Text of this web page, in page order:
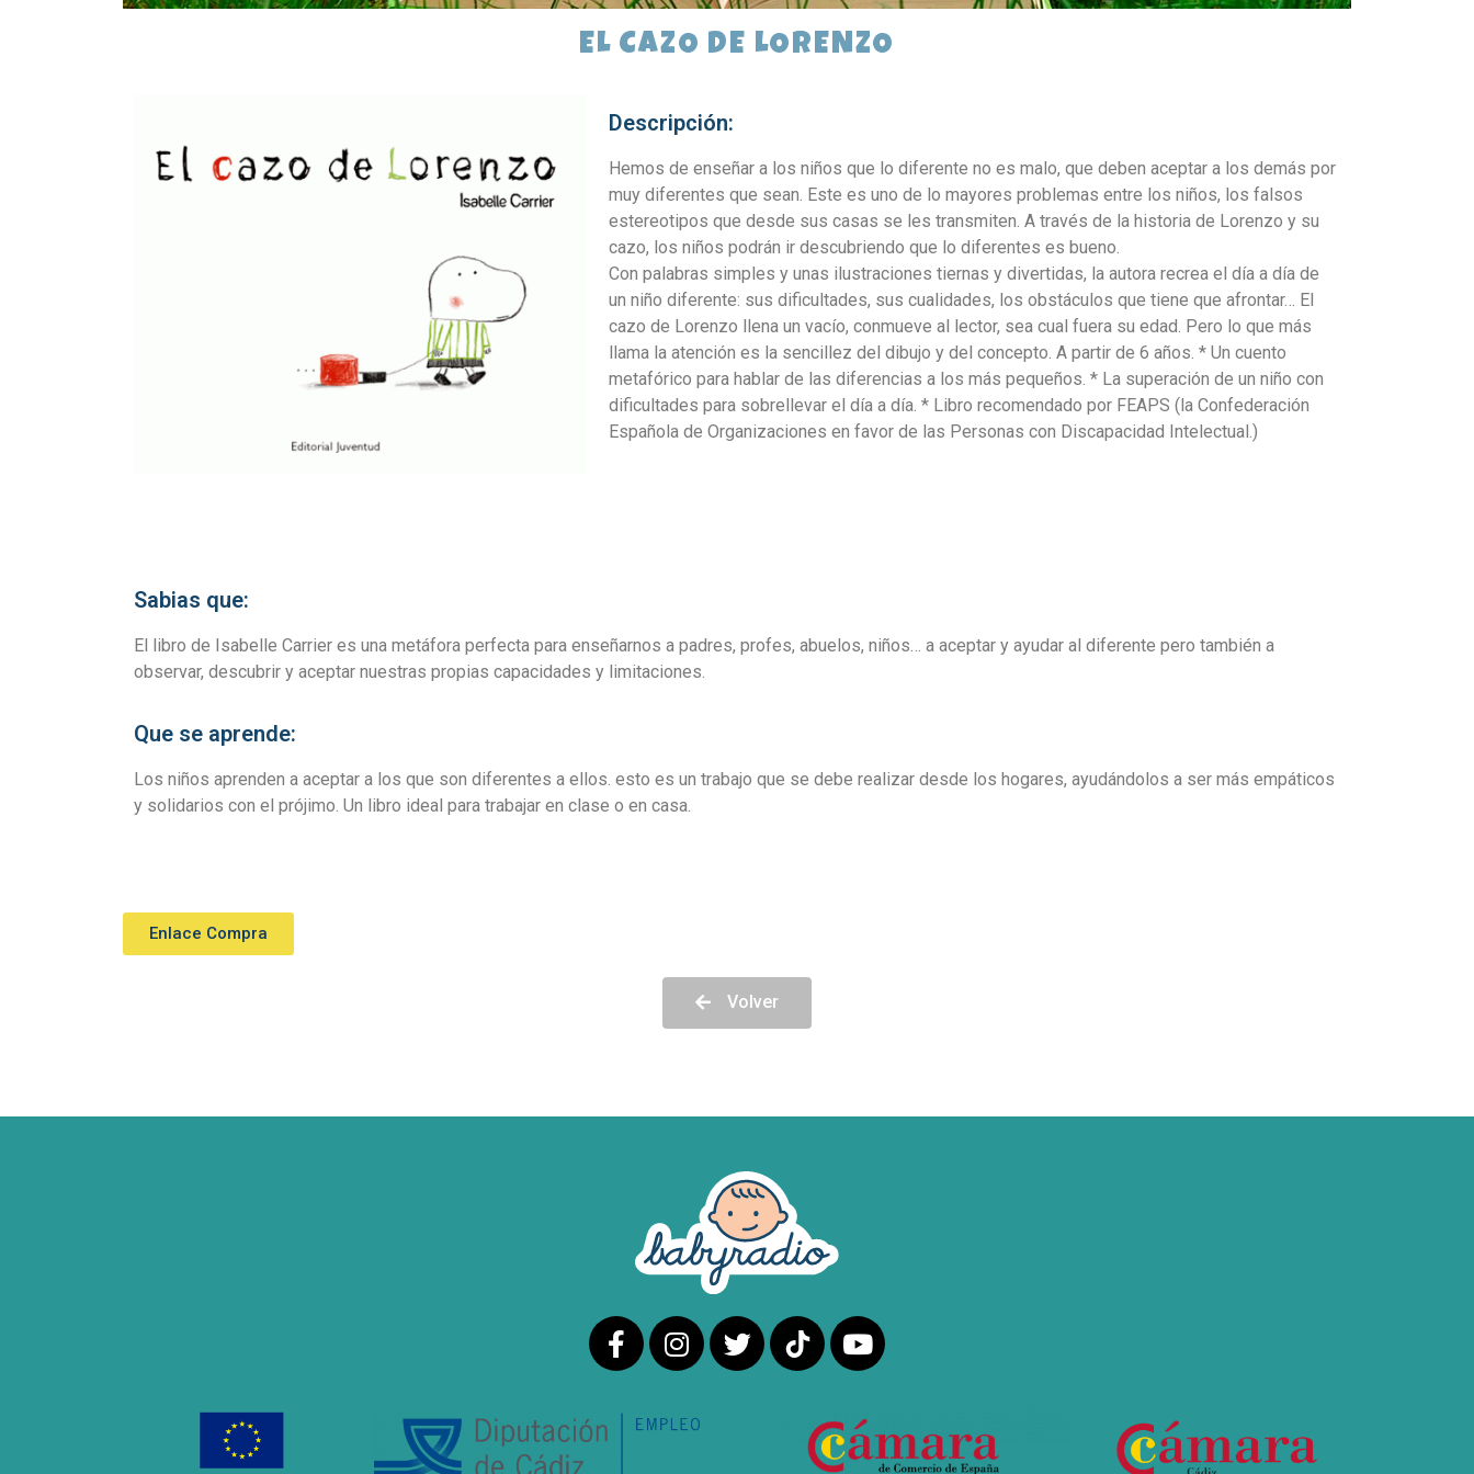
EL CAZO DE LORENZO
Descripción:
Hemos de enseñar a los niños que lo diferente no es malo, que deben aceptar a los demás por
muy diferentes que sean. Este es uno de lo mayores problemas entre los niños, los falsos
estereotipos que desde sus casas se les transmiten. A través de la historia de Lorenzo y su
cazo, los niños podrán ir descubriendo que lo diferentes es bueno.
Con palabras simples y unas ilustraciones tiernas y divertidas, la autora recrea el día a día de
un niño diferente: sus dificultades, sus cualidades, los obstáculos que tiene que afrontar… El
cazo de Lorenzo llena un vacío, conmueve al lector, sea cual fuera su edad. Pero lo que más
llama la atención es la sencillez del dibujo y del concepto. A partir de 6 años. * Un cuento
metafórico para hablar de las diferencias a los más pequeños. * La superación de un niño con
dificultades para sobrellevar el día a día. * Libro recomendado por FEAPS (la Confederación
Española de Organizaciones en favor de las Personas con Discapacidad Intelectual.)
Sabias que:
El libro de Isabelle Carrier es una metáfora perfecta para enseñarnos a padres, profes, abuelos, niños… a aceptar y ayudar al diferente pero también a
observar, descubrir y aceptar nuestras propias capacidades y limitaciones.
Que se aprende:
Los niños aprenden a aceptar a los que son diferentes a ellos. esto es un trabajo que se debe realizar desde los hogares, ayudándolos a ser más empáticos
y solidarios con el prójimo. Un libro ideal para trabajar en clase o en casa.
Enlace Compra
Volver